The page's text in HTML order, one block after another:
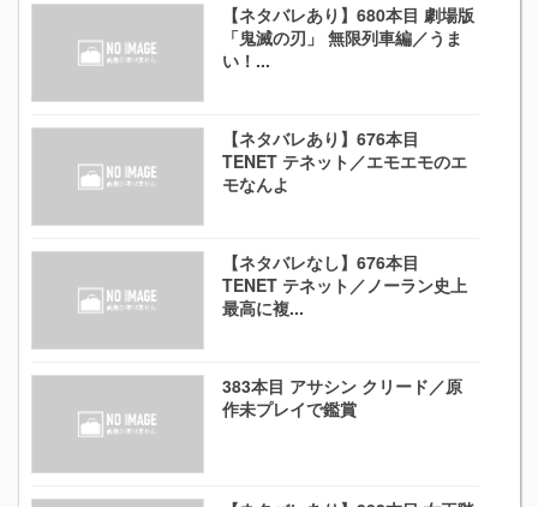
【ネタバレあり】680本目 劇場版
「鬼滅の刃」 無限列車編／うま
い！...
【ネタバレあり】676本目
TENET テネット／エモエモのエ
モなんよ
【ネタバレなし】676本目
TENET テネット／ノーラン史上
最高に複...
383本目 アサシン クリード／原
作未プレイで鑑賞